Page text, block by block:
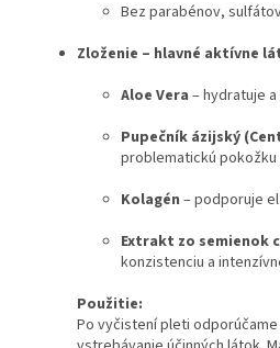
Bez parabénov,
Zloženie – hlavné aktívne
Aloe Vera – hydratuje
Pupečník ázijský
problematickú pokožku
Kolagén – podporuje
Extrakt zo semienok
konzistenciu a
Použitie:
Po vyčistení pleti